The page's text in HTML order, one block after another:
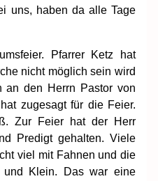
uns, haben da alle Tage
Pfarrer Ketz hat
nicht möglich sein wird
an den Herrn Pastor von
zugesagt für die Feier.
Zur Feier hat der Herr
Predigt gehalten. Viele
viel mit Fahnen und die
und Klein. Das war eine